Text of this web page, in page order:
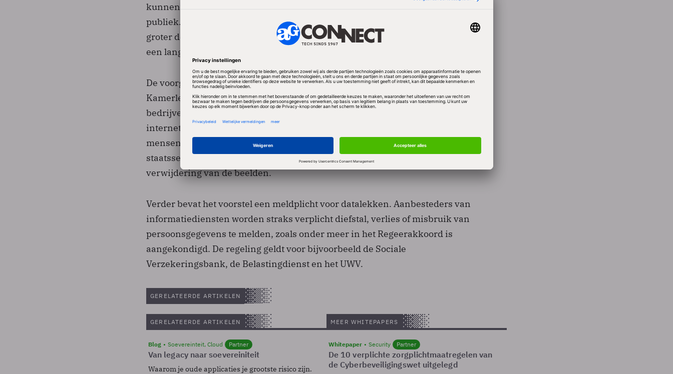
kunnen, als de plannen doorgaan, vertoond worden aan het algemene
publiek. Hoe sneller politie en justitie over zulk materiaal beschikken, des te
groter de kans dat criminelen worden aangehouden. Nu is voor dat tonen nog
een langdurige en omslachtige procedure nodig.
De voorgenomen wettelijke regeling is een uitvoering van een motie van de
Kamerleden Elissen en Van Toorenburg. Teeven vindt dat burgers en
bedrijven onder voorwaarden zelf beelden aangaande strafbare feiten op
internet mogen zetten. Willekeurige verspreiding van beeldmateriaal kan
mensen ten onrechte in verband brengen met strafbare feiten. De
staatssecretaris komt nog met nadere regels voor openbaarmaking en
verwijdering van de beelden.
Verder bevat het voorstel een meldplicht voor datalekken. Aanbesteders van
informatiediensten worden straks verplicht diefstal, verlies of misbruik van
persoonsgegevens te melden, zoals onder meer in het Regeerakkoord is
aangekondigd. De regeling geldt voor bijvoorbeeld de Sociale
Verzekeringsbank, de Belastingdienst en het UWV.
GERELATEERDE ARTIKELEN
GERELATEERDE ARTIKELEN
Blog Soevereinteit, Cloud Partner
Van legacy naar soevereiniteit
Waarom je oude applicaties je grootste risico zijn.
MEER WHITEPAPERS
Whitepaper Security Partner
De 10 verplichte zorgplichtmaatregelen van
de Cyberbeveiligingswet uitgelegd